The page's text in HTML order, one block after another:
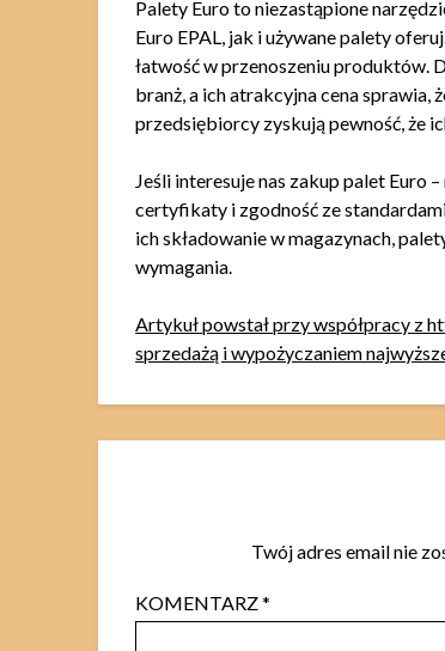
Palety Euro to niezastąpione
Euro EPAL, jak i używane palety
łatwość w przenoszeniu produktów.
branż, a ich atrakcyjna cena sprawia,
przedsiębiorcy zyskują pewność, że
Jeśli interesuje nas zakup palet Euro
certyfikaty i zgodność ze
ich składowanie w magazynach,
wymagania.
Artykuł powstał przy współpracy z
sprzedażą i wypożyczaniem
Twój adres email nie
KOMENTARZ*